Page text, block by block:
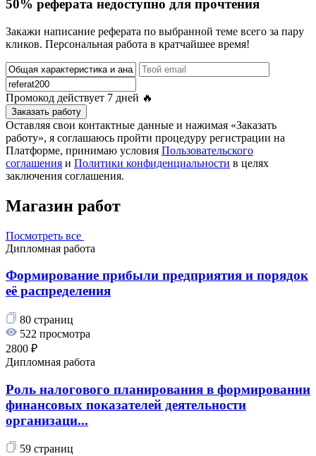
50% реферата недоступно для прочтения
Закажи написание реферата по выбранной теме всего за пару
кликов. Персональная работа в кратчайшее время!
Промокод действует 7 дней 🔥
Заказать работу
Оставляя свои контактные данные и нажимая «Заказать
работу», я соглашаюсь пройти процедуру регистрации на
Платформе, принимаю условия Пользовательского
соглашения и Политики конфиденциальности в целях
заключения соглашения.
Магазин работ
Посмотреть все
Дипломная работа
Формирование прибыли предприятия и порядок
её распределения
80 страниц
522 просмотра
2800 ₽
Дипломная работа
Роль налогового планирования в формировании
финансовых показателей деятельности
организаци...
59 страниц